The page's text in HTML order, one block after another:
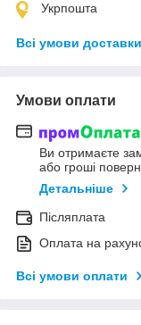
Укрпошта
Всі умови доставки
Умови оплати
Ви отримаєте
або гроші
Детальніше
Післяплата
Оплата на
Всі умови оплати